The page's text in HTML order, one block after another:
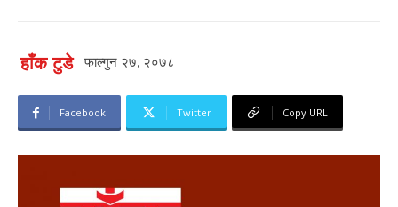
हाँक टुडे फाल्गुन २७, २०७८
Facebook Twitter Copy URL